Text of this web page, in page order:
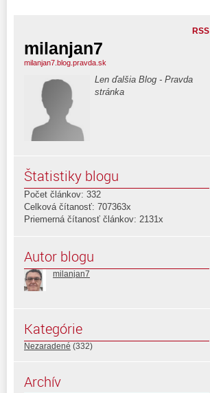
RSS
milanjan7
milanjan7.blog.pravda.sk
Len ďalšia Blog - Pravda
stránka
Štatistiky blogu
Počet článkov: 332
Celková čítanosť: 707363x
Priemerná čítanosť článkov: 2131x
Autor blogu
milanjan7
Kategórie
Nezaradené (332)
Archív